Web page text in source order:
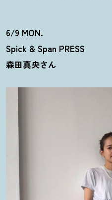
6/9 MON.
Spick & Span PRESS
森田真央さん